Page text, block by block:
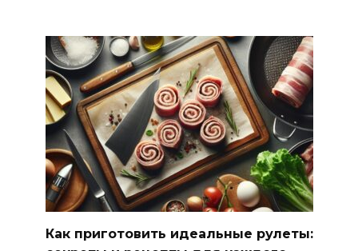
Как приготовить идеальные рулеты: